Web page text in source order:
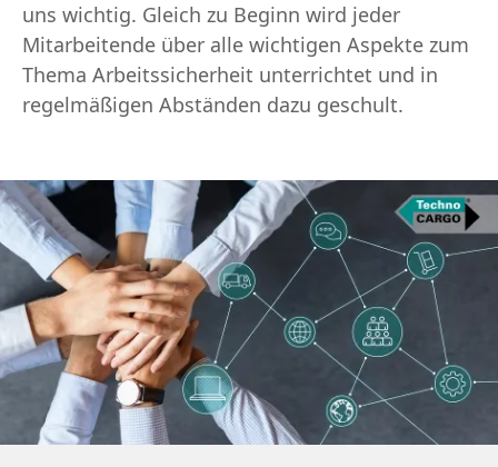
uns wichtig. Gleich zu Beginn wird jeder
Mitarbeitende über alle wichtigen Aspekte zum
Thema Arbeitssicherheit unterrichtet und in
regelmäßigen Abständen dazu geschult.